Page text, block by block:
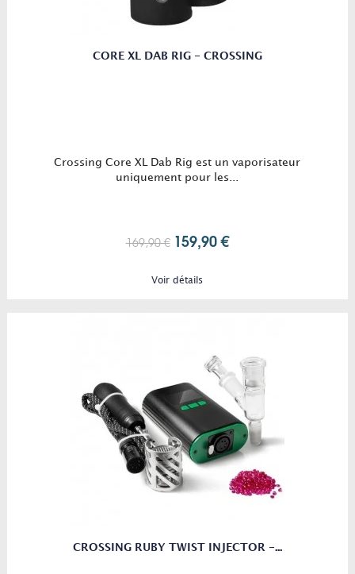
CORE XL DAB RIG - CROSSING
Crossing Core XL Dab Rig est un vaporisateur
uniquement pour les...
169,90 € 159,90 €
Voir détails
CROSSING RUBY TWIST INJECTOR -...